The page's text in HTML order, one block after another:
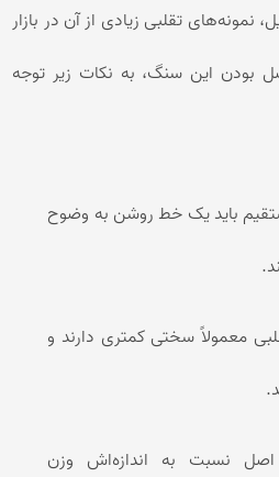
نمونه‌های تقلبی زیادی از آن در بازار
بودن این سنگ، به نکات زیر توجه
باید یک خط روشن به وضوح
معمولاً سختی کمتری دارند و
اصل نسبت به اندازه‌اش وزن